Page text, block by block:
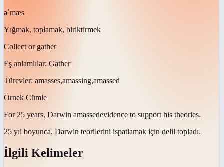
əˈmæs
Yığmak, toplamak, biriktirmek
Collect or gather
Eş anlamlılar: Gather
Türevler: amasses,amassing,amassed
Örnek Cümle
For 25 years, Darwin amassedevidence to support his theories.
25 yıl boyunca, Darwin teorilerini ispatlamak için delil topladı.
İlgili Kelimeler